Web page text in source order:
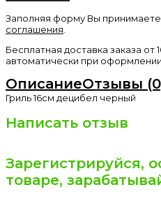
Заполняя форму Вы принимаете
соглашения
Бесплатная доставка заказа от
автоматически при оформлении
ОписаниеОтзывы
Гриль 16см децибел черный
Написать отзыв
Зарегистрируйся,
товаре,